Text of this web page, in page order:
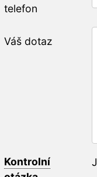
telefon
Váš dotaz
Kontrolní